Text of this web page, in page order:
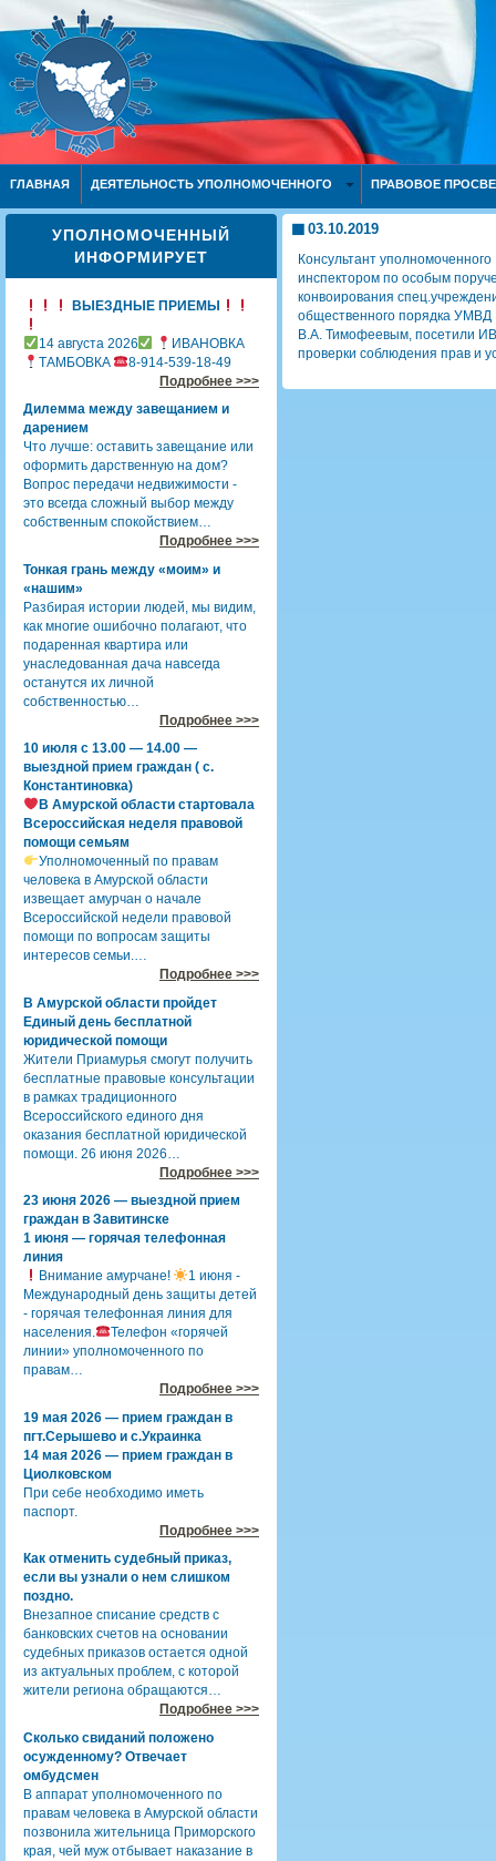
ГЛАВНАЯ ДЕЯТЕЛЬНОСТЬ УПОЛНОМОЧЕННОГО ПРАВОВОЕ
УПОЛНОМОЧЕННЫЙ
ИНФОРМИРУЕТ
ВЫЕЗДНЫЕ ПРИЕМЫ
14 августа 2026
ИВАНОВКА
ТАМБОВКА
8-914-539-18-49
Подробнее >>>
Дилемма между завещанием и
дарением
Что лучше: оставить завещание или
оформить дарственную на дом?
Вопрос передачи недвижимости -
это всегда сложный выбор между
собственным спокойствием…
Подробнее >>>
Тонкая грань между «моим» и
«нашим»
Разбирая истории людей, мы видим,
как многие ошибочно полагают, что
подаренная квартира или
унаследованная дача навсегда
останутся их личной
собственностью…
Подробнее >>>
10 июля с 13.00 — 14.00 —
выездной прием граждан ( с.
Константиновка)
В Амурской области стартовала
Всероссийская неделя правовой
помощи семьям
Уполномоченный по правам
человека в Амурской области
извещает амурчан о начале
Всероссийской недели правовой
помощи по вопросам защиты
интересов семьи.…
Подробнее >>>
В Амурской области пройдет
Единый день бесплатной
юридической помощи
Жители Приамурья смогут получить
бесплатные правовые консультации
в рамках традиционного
Всероссийского единого дня
оказания бесплатной юридической
помощи. 26 июня 2026…
Подробнее >>>
23 июня 2026 — выездной прием
граждан в Завитинске
1 июня — горячая телефонная
линия
Внимание амурчане!
1 июня -
Международный день защиты детей
- горячая телефонная линия для
населения.
Телефон «горячей
линии» уполномоченного по
правам…
Подробнее >>>
19 мая 2026 — прием граждан в
пгт.Серышево и с.Украинка
14 мая 2026 — прием граждан в
Циолковском
При себе необходимо иметь
паспорт.
Подробнее >>>
Как отменить судебный приказ,
если вы узнали о нем слишком
поздно.
Внезапное списание средств с
банковских счетов на основании
судебных приказов остается одной
из актуальных проблем, с которой
жители региона обращаются…
Подробнее >>>
Сколько свиданий положено
осужденному? Отвечает
омбудсмен
В аппарат уполномоченного по
правам человека в Амурской области
позвонила жительница Приморского
края, чей муж отбывает наказание в
03.10.2019
Консультант
инспектором по особым
конвоирования
общественного порядка УМВД
В.А. Тимофеевым, посетили
проверки соблюдения прав и